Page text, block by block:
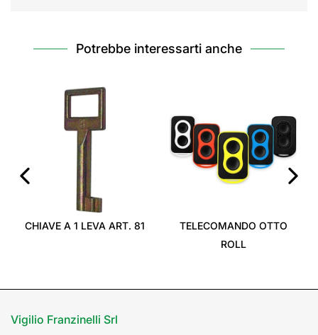
Potrebbe interessarti anche
CHIAVE A 1 LEVA ART. 81
TELECOMANDO OTTO
ROLL
Vigilio Franzinelli Srl